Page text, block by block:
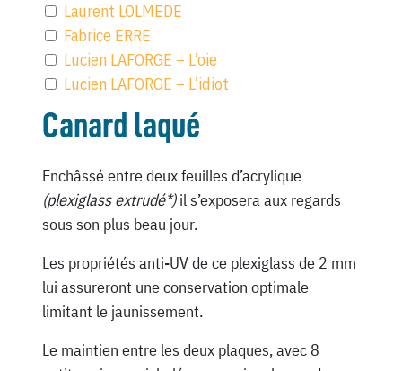
Laurent LOLMEDE
Fabrice ERRE
Lucien LAFORGE – L’oie
Lucien LAFORGE – L’idiot
Canard laqué
Enchâssé entre deux feuilles d’acrylique
(plexiglass extrudé*)il s’exposera aux regards
sous son plus beau jour.
Les propriétés anti-UV de ce plexiglass de 2 mm
lui assureront une conservation optimale
limitant le jaunissement.
Le maintien entre les deux plaques, avec 8